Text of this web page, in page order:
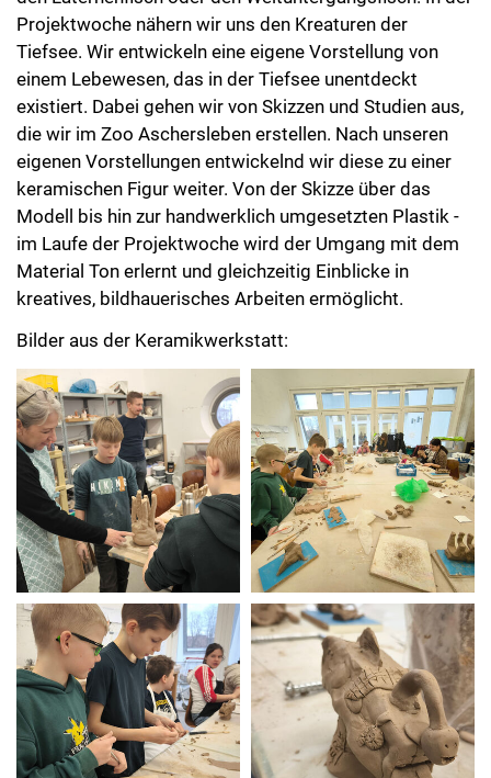
Projektwoche nähern wir uns den Kreaturen der
Tiefsee. Wir entwickeln eine eigene Vorstellung von
einem Lebewesen, das in der Tiefsee unentdeckt
existiert. Dabei gehen wir von Skizzen und Studien aus,
die wir im Zoo Aschersleben erstellen. Nach unseren
eigenen Vorstellungen entwickelnd wir diese zu einer
keramischen Figur weiter. Von der Skizze über das
Modell bis hin zur handwerklich umgesetzten Plastik -
im Laufe der Projektwoche wird der Umgang mit dem
Material Ton erlernt und gleichzeitig Einblicke in
kreatives, bildhauerisches Arbeiten ermöglicht.
Bilder aus der Keramikwerkstatt: